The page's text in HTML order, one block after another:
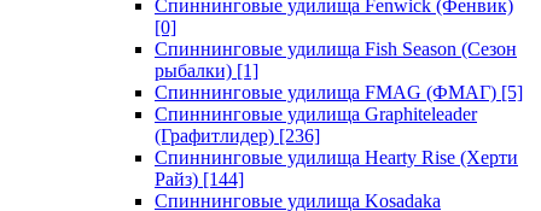
Спиннинговые удилища Fenwick (Фенвик)
[0]
Спиннинговые удилища Fish Season (Сезон
рыбалки) [1]
Спиннинговые удилища FMAG (ФМАГ) [5]
Спиннинговые удилища Graphiteleader
(Графитлидер) [236]
Спиннинговые удилища Hearty Rise (Херти
Райз) [144]
Спиннинговые удилища Kosadaka